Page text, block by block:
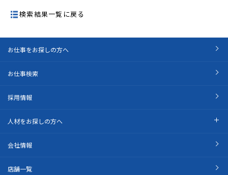
検索結果一覧に戻る
お仕事をお探しの方へ
お仕事検索
採用情報
人材をお探しの方へ
会社情報
店舗一覧